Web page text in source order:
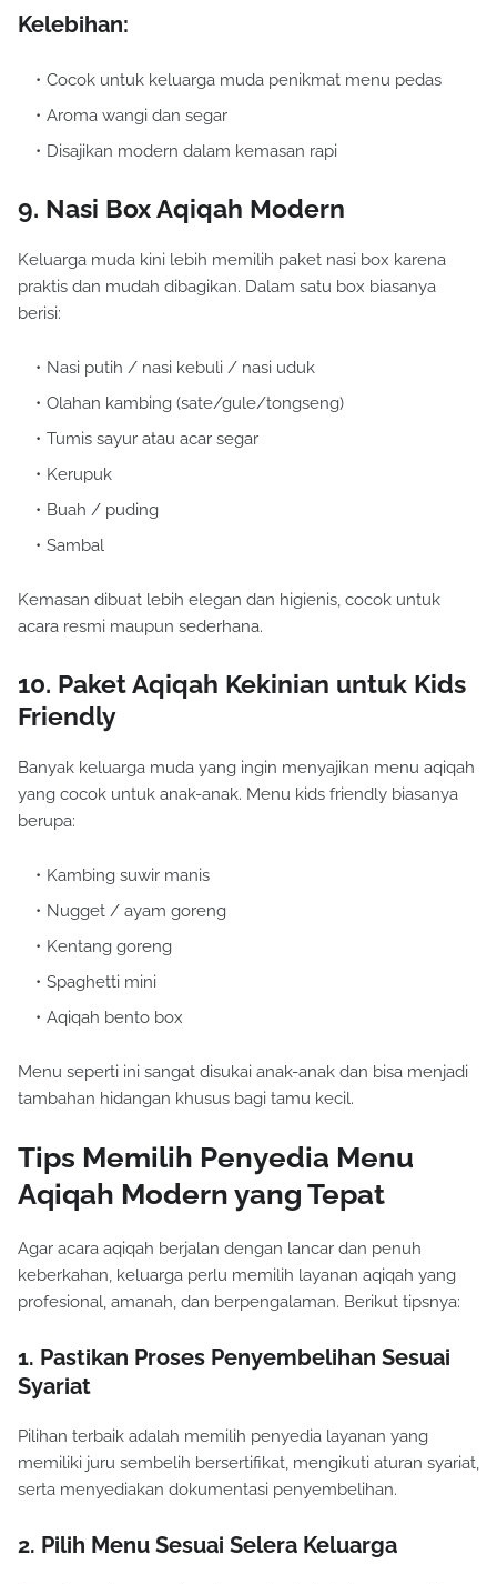
Kelebihan:
Cocok untuk keluarga muda penikmat menu pedas
Aroma wangi dan segar
Disajikan modern dalam kemasan rapi
9. Nasi Box Aqiqah Modern
Keluarga muda kini lebih memilih paket nasi box karena
praktis dan mudah dibagikan. Dalam satu box biasanya
berisi:
Nasi putih / nasi kebuli / nasi uduk
Olahan kambing (sate/gule/tongseng)
Tumis sayur atau acar segar
Kerupuk
Buah / puding
Sambal
Kemasan dibuat lebih elegan dan higienis, cocok untuk
acara resmi maupun sederhana.
10. Paket Aqiqah Kekinian untuk Kids
Friendly
Banyak keluarga muda yang ingin menyajikan menu aqiqah
yang cocok untuk anak-anak. Menu kids friendly biasanya
berupa:
Kambing suwir manis
Nugget / ayam goreng
Kentang goreng
Spaghetti mini
Aqiqah bento box
Menu seperti ini sangat disukai anak-anak dan bisa menjadi
tambahan hidangan khusus bagi tamu kecil.
Tips Memilih Penyedia Menu
Aqiqah Modern yang Tepat
Agar acara aqiqah berjalan dengan lancar dan penuh
keberkahan, keluarga perlu memilih layanan aqiqah yang
profesional, amanah, dan berpengalaman. Berikut tipsnya:
1. Pastikan Proses Penyembelihan Sesuai
Syariat
Pilihan terbaik adalah memilih penyedia layanan yang
memiliki juru sembelih bersertifikat, mengikuti aturan syariat,
serta menyediakan dokumentasi penyembelihan.
2. Pilih Menu Sesuai Selera Keluarga